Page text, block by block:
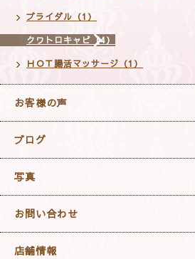
ブライダル（1）
クワトロキャビ（4）
ＨＯＴ腸活マッサージ（1）
お客様の声
ブログ
写真
お問い合わせ
店舗情報